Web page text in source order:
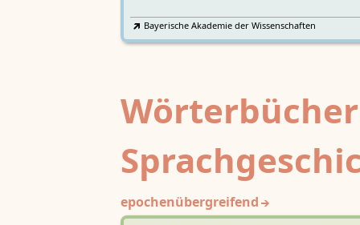
Bayerische Akademie der Wissenschaften
epochenübergreifend